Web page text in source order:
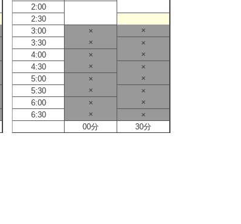
2:00
2:30
3:00
×
×
3:30
×
×
4:00
×
×
4:30
×
×
5:00
×
×
5:30
×
×
6:00
×
×
6:30
×
×
00分
30分